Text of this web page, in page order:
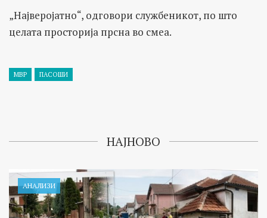
„Најверојатно“, одговори службеникот, по што
целата просторија прсна во смеа.
МВР ПАСОШИ
НАЈНОВО
АНАЛИЗИ